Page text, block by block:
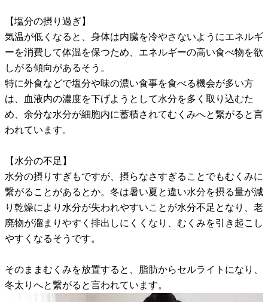
【塩分の摂り過ぎ】
気温が低くなると、身体は内臓を冷やさないようにエネルギ
ーを消費して体温を保つため、エネルギーの高い食べ物を欲
しがる傾向があるそう。
特に外食などで塩分や味の濃い食事を食べる機会が多い方
は、血液内の濃度を下げようとして水分を多く取り込むた
め、余分な水分が細胞内に蓄積されてむくみへと繋がると言
われています。
【水分の不足】
水分の摂りすぎもですが、摂らなさすぎることでもむくみに
繋がることがあるとか。冬は暑い夏と違い水分を摂る量が減
り乾燥により水分が失われやすいことが水分不足となり、老
廃物が溜まりやすく排出しにくくなり、むくみを引き起こし
やすくなるそうです。
そのままむくみを放置すると、脂肪からセルライトになり、
冬太りへと繋がると言われています。